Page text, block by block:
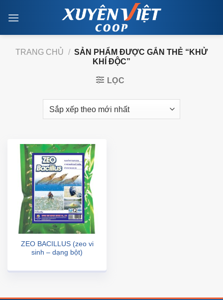
TRANG CHỦ / SẢN PHẨM ĐƯỢC GẮN THẺ “KHỬ
KHÍ ĐỘC”
LỌC
ZEO BACILLUS (zeo vi
sinh – dạng bột)